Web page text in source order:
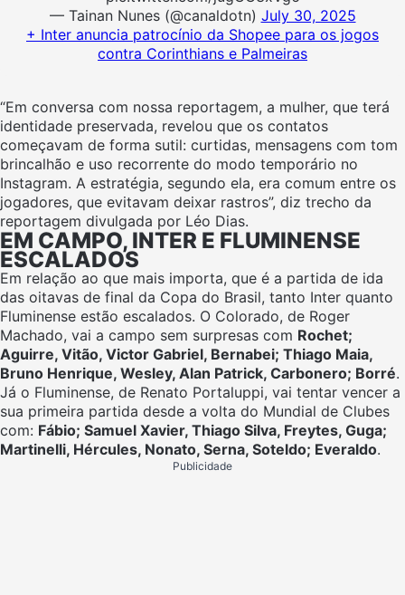
— Tainan Nunes (@canaldotn) July 30, 2025
+ Inter anuncia patrocínio da Shopee para os jogos
contra Corinthians e Palmeiras
“Em conversa com nossa reportagem, a mulher, que terá
identidade preservada, revelou que os contatos
começavam de forma sutil: curtidas, mensagens com tom
brincalhão e uso recorrente do modo temporário no
Instagram. A estratégia, segundo ela, era comum entre os
jogadores, que evitavam deixar rastros”, diz trecho da
reportagem divulgada por Léo Dias.
EM CAMPO, INTER E FLUMINENSE
ESCALADOS
Em relação ao que mais importa, que é a partida de ida
das oitavas de final da Copa do Brasil, tanto Inter quanto
Fluminense estão escalados. O Colorado, de Roger
Machado, vai a campo sem surpresas com Rochet;
Aguirre, Vitão, Victor Gabriel, Bernabei; Thiago Maia,
Bruno Henrique, Wesley, Alan Patrick, Carbonero; Borré.
Já o Fluminense, de Renato Portaluppi, vai tentar vencer a
sua primeira partida desde a volta do Mundial de Clubes
com: Fábio; Samuel Xavier, Thiago Silva, Freytes, Guga;
Martinelli, Hércules, Nonato, Serna, Soteldo; Everaldo.
Publicidade